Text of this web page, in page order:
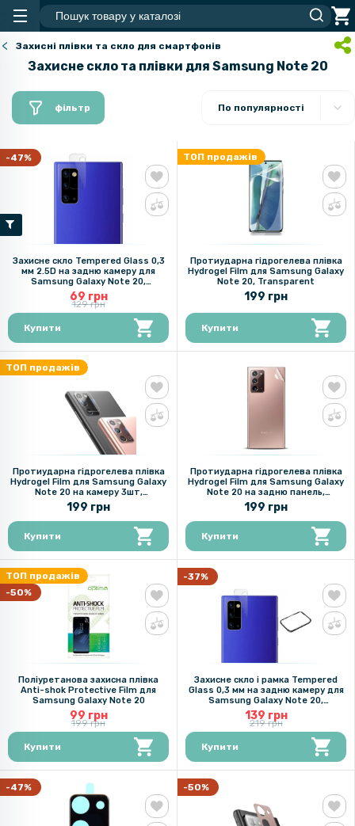
Захисні плівки та скло для смартфонів
Захисне скло та плівки для Samsung Note 20
фільтр По популярності
-47%
Захисне скло Tempered Glass 0,3
мм 2.5D на задню камеру для
Samsung Galaxy Note 20,
Transparent
69 грн
129 грн
Купити
ТОП продажів
Протиударна гідрогелева плівка
Hydrogel Film для Samsung Galaxy
Note 20, Transparent
199 грн
Купити
ТОП продажів
Протиударна гідрогелева плівка
Hydrogel Film для Samsung Galaxy
Note 20 на камеру 3шт,
Transparent
199 грн
Купити
Протиударна гідрогелева плівка
Hydrogel Film для Samsung Galaxy
Note 20 на задню панель,
Transparent
199 грн
Купити
ТОП продажів
-50%
Поліуретанова захисна плівка
Anti-shok Protective Film для
Samsung Galaxy Note 20
99 грн
199 грн
Купити
-37%
Захисне скло і рамка Tempered
Glass 0,3 мм на задню камеру для
Samsung Galaxy Note 20,
Transparent
139 грн
219 грн
Купити
-47% -50%